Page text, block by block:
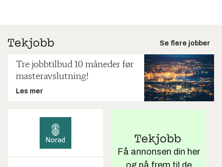
Se flere jobber
Tre jobbtilbud 10 måneder før
masteravslutning!
Les mer
Få annonsen din her